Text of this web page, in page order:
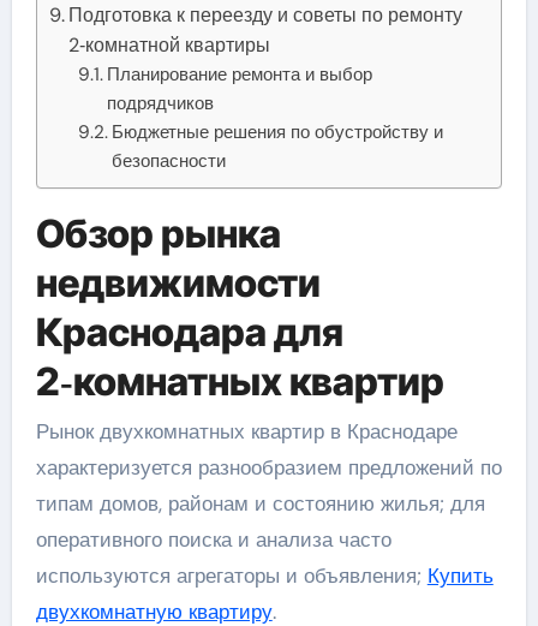
Подготовка к переезду и советы по ремонту
2‑комнатной квартиры
Планирование ремонта и выбор
подрядчиков
Бюджетные решения по обустройству и
безопасности
Обзор рынка
недвижимости
Краснодара для
2‑комнатных квартир
Рынок двухкомнатных квартир в Краснодаре
характеризуется разнообразием предложений по
типам домов, районам и состоянию жилья; для
оперативного поиска и анализа часто
используются агрегаторы и объявления; Купить
двухкомнатную квартиру.